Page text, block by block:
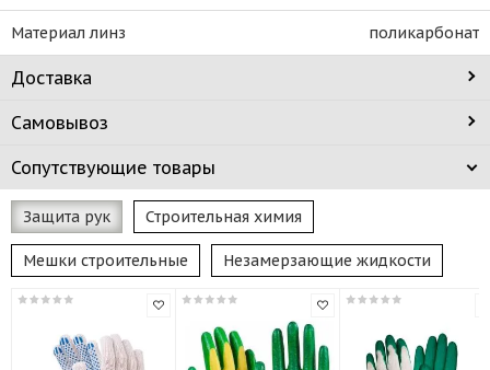
Материал линз поликарбонат
Доставка
Самовывоз
Сопутствующие товары
Защита рук Строительная химия
Мешки строительные Незамерзающие жидкости